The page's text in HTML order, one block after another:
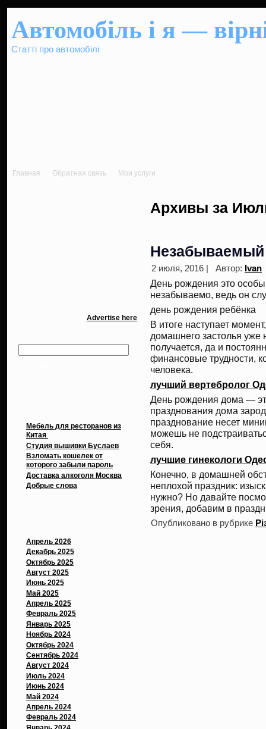
Автомобіль і я —
Статті про автомобілі
Главная Обратная связь Мои услуги
Advertise here
Мебель для ресторанов из
Китая
Cтудия вышивки Буслаев
Взломать кошелек от
которого забыли пароль
Доставка алкоголя Москва
Добрые слова
Апрель 2026
Декабрь 2025
Октябрь 2025
Август 2025
Июнь 2025
Май 2025
Апрель 2025
Февраль 2025
Январь 2025
Ноябрь 2024
Октябрь 2024
Сентябрь 2024
Август 2024
Июль 2024
Июнь 2024
Май 2024
Апрель 2024
Февраль 2024
Архивы за
2 июля, 2016 | Автор: Ivan
День рождения это
незабываемо, ведь он
день рождения ребёнка
В итоге наступает
домашнего застолья уже
получается, да и
финансовые трудности,
человека.
лучший вертебролог
День рождения дома —
празднования дома
празднование несет
можешь не
себя.
лучшие гинекологи
Конечно, в домашней
неплохой праздник:
нужно? Но давайте
зрения, добавим в
Опубликовано в рубрике